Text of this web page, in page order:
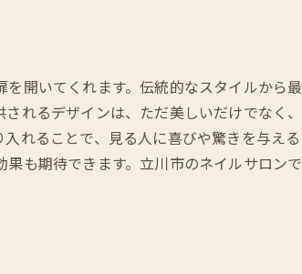
ぐ、立川市のネイルアート
イルサロンで見つける日常使いのデザイン
選ぶ、あなたの日常を彩るネイルアート
サロンで楽しむ豊富なネイルオプション
イルデザインで日々の生活に彩りを
す理想の指先を叶えるネイルサロン
開いてくれます。伝統的なスタイルから
れるデザインは、ただ美しいだけでなく
れることで、見る人に喜びや驚きを与え
も期待できます。立川市のネイルサロン